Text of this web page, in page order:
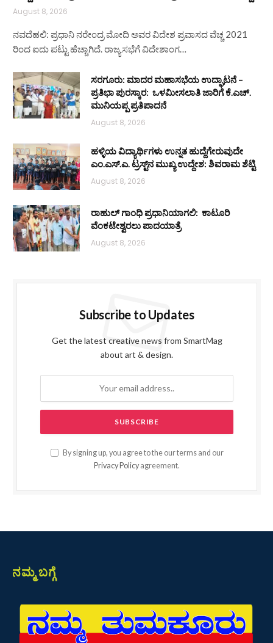
August 8, 2026
ನವದೆಹಲಿ: ಪ್ರಧಾನಿ ನರೇಂದ್ರ ಮೋದಿ ಅವರ ವಿದೇಶ ಪ್ರವಾಸದ ವೆಚ್ಚ 2021
ರಿಂದ ಐದು ಪಟ್ಟು ಹೆಚ್ಚಾಗಿದೆ. ರಾಜ್ಯಸಭೆಗೆ ವಿದೇಶಾಂಗ…
ಸರಗೂರು: ಮಾದರ ಮಹಾಸಭೆಯ ಉದ್ಘಾಟನೆ –
ಪ್ರತಿಭಾ ಪುರಸ್ಕಾರ: ಒಳಮೀಸಲಾತಿ ಜಾರಿಗೆ ಕೆ.ಎಚ್.
ಮುನಿಯಪ್ಪ ಪ್ರತಿಪಾದನೆ
August 8, 2026
ಹಳ್ಳಿಯ ವಿದ್ಯಾರ್ಥಿಗಳು ಉನ್ನತ ಹುದ್ದೆಗೇರುವುದೇ
ಎಂ.ಎಸ್.ಎ. ಟ್ರಸ್ಟ್‌ನ ಮುಖ್ಯ ಉದ್ದೇಶ: ಶಿವರಾಮ ಶೆಟ್ಟಿ
August 8, 2026
ರಾಹುಲ್ ಗಾಂಧಿ ಪ್ರಧಾನಿಯಾಗಲಿ: ಕಾಟೂರಿ
ವೆಂಕಟೇಶ್ವರಲು ಪಾದಯಾತ್ರೆ
August 8, 2026
Subscribe to Updates
Get the latest creative news from SmartMag
about art & design.
By signing up, you agree to the our terms and our
Privacy Policy agreement.
ನಮ್ಮ ಬಗ್ಗೆ